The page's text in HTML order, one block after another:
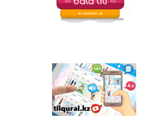
Tilqural.kz - is a web
service for the gradual
study of the state
language. The website
contains an online